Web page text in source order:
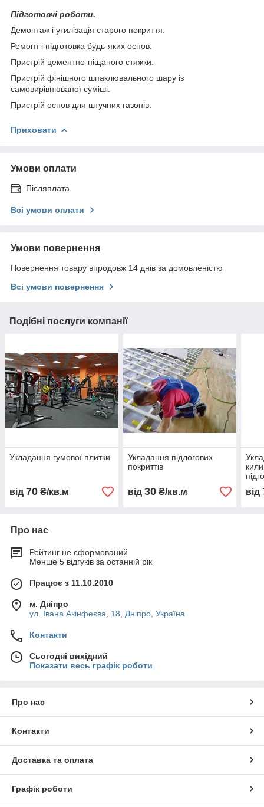
Підготовчі роботи.
Демонтаж і утилізація старого покриття.
Ремонт і підготовка будь-яких основ.
Пристрій цементно-піщаного стяжки.
Пристрій фінішного шпаклювального шару із
самовирівнюваної суміші.
Пристрій основ для штучних газонів.
Приховати
Умови оплати
Післяплата
Всі умови оплати
Умови повернення
Повернення товару впродовж 14 днів за домовленістю
Всі умови повернення
Подібні послуги компанії
Укладання гумової плитки
від 70 ₴/кв.м
Укладання підлогових
покриттів
від 30₴/кв.м від
Про нас
Рейтинг не сформований
Менше 5 відгуків за останній рік
Працює з 11.10.2010
м. Дніпро
ул. Івана Акінфеєва, 18, Дніпро, Україна
Контакти
Сьогодні вихідний
Показати весь графік роботи
Про нас
Контакти
Доставка та оплата
Графік роботи